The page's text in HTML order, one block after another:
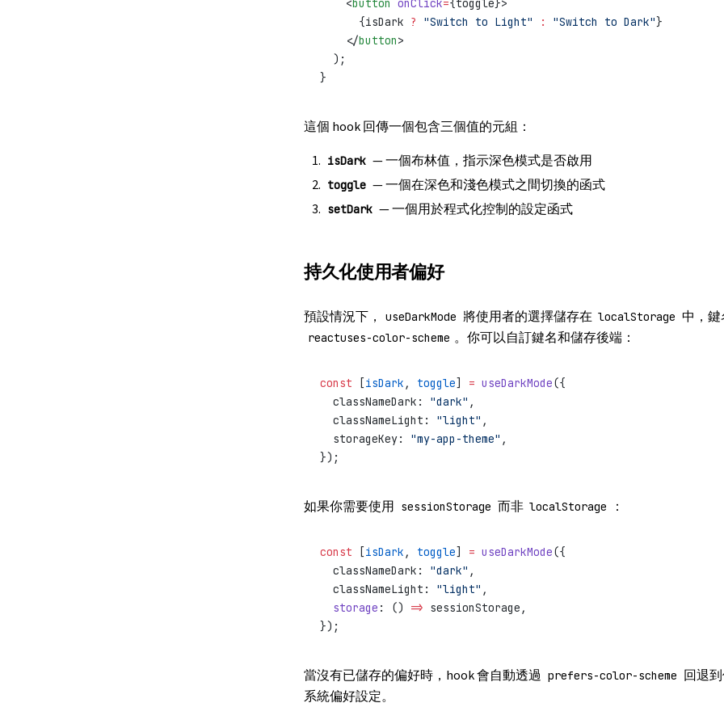
    <
button onClick={toggle}>
      {isDark
? "Switch to Light" : "Switch to Dark"}
    </
button>
  );
}
這個 hook 回傳一個包含三個值的元組：
isDark — 一個布林值，指示深色模式是否啟用
toggle — 一個在深色和淺色模式之間切換的函式
setDark — 一個用於程式化控制的設定函式
持久化使用者偏好
預設情況下， useDarkMode 將使用者的選擇儲存在 localStorage 中，
reactuses-color-scheme 。你可以自訂鍵名和儲存後端：
const [isDark , toggle] = useDarkMode({
  classNameDark:
"dark" ,
  classNameLight:
"light" ,
  storageKey:
"my-app-theme" ,
});
如果你需要使用 sessionStorage 而非 localStorage ：
const [isDark , toggle] = useDarkMode({
  classNameDark:
"dark" ,
  classNameLight:
"light" ,
  storage
: () => sessionStorage,
});
當沒有已儲存的偏好時，hook 會自動透過 prefers-color-scheme 回退
系統偏好設定。